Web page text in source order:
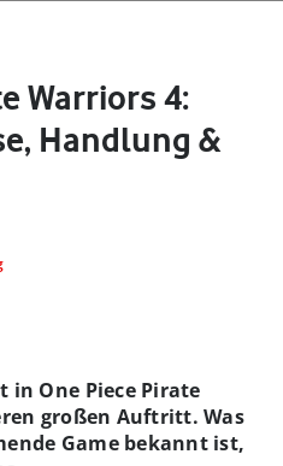
Warriors 4:
Handlung &
in One Piece Pirate
großen Auftritt. Was
Game bekannt ist,